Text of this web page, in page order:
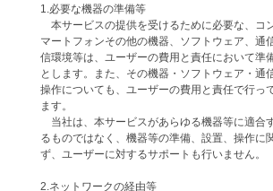
1.必要な機器の準備等
本サービスの提供を受けるために必要な、コ
マートフォンその他の機器、ソフトウェア、通
信環境等は、ユーザーの費用と責任において準
とします。また、その機器・ソフトウェア・通
操作についても、ユーザーの費用と責任で行っ
ます。
当社は、本サービスがあらゆる機器等に適合
るものではなく、機器等の準備、設置、操作に
ず、ユーザーに対するサポートも行いません。
2.ネットワークの経由等